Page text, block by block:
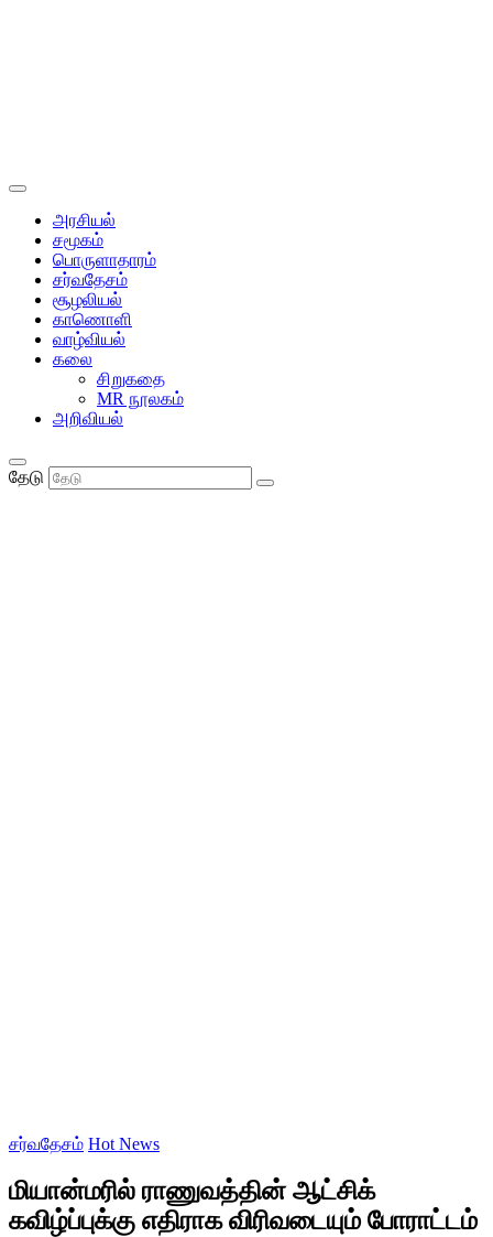
அரசியல்
சமூகம்
பொருளாதாரம்
சர்வதேசம்
சூழலியல்
காணொளி
வாழ்வியல்
கலை
சிறுகதை
MR நூலகம்
அறிவியல்
தேடு
சர்வதேசம் Hot News
மியான்மரில் ராணுவத்தின் ஆட்சிக்
கவிழ்ப்புக்கு எதிராக விரிவடையும் போராட்டம்